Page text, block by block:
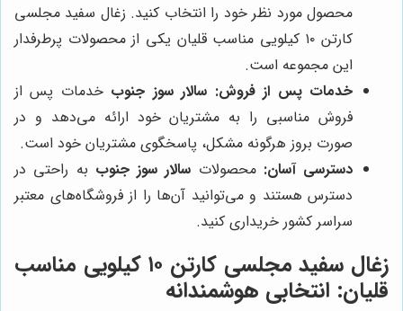
محصول مورد نظر خود را انتخاب کنید. زغال سفید مجلسی
کارتن ۱۰ کیلویی مناسب قلیان یکی از محصولات پرطرفدار
این مجموعه است.
خدمات پس از فروش: سالار سوز جنوب خدمات پس از
فروش مناسبی را به مشتریان خود ارائه می‌دهد و در
صورت بروز هرگونه مشکل، پاسخگوی مشتریان خود است.
دسترسی آسان: محصولات سالار سوز جنوب به راحتی در
دسترس هستند و می‌توانید آن‌ها را از فروشگاه‌های معتبر
سراسر کشور خریداری کنید.
زغال سفید مجلسی کارتن ۱۰ کیلویی مناسب
قلیان: انتخابی هوشمندانه